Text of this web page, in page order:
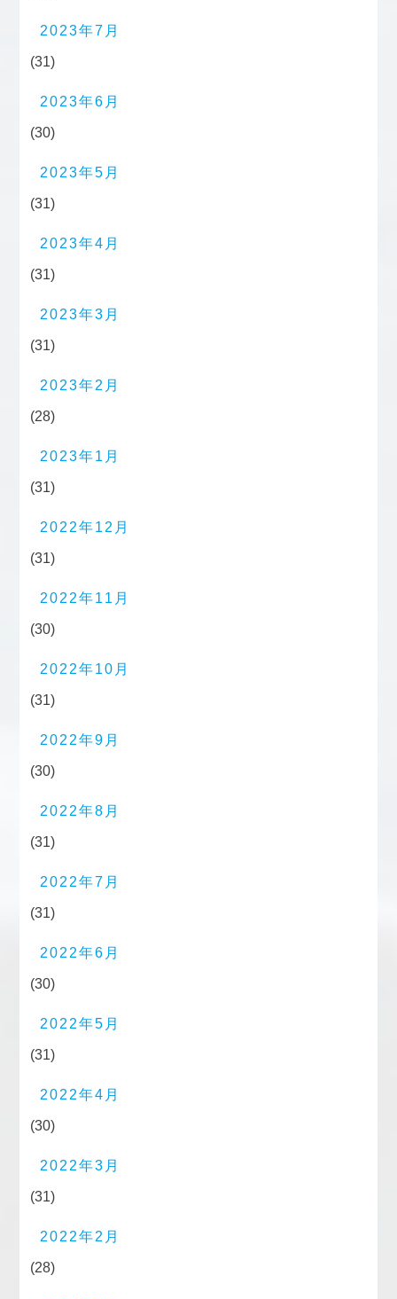
2023年7月
(31)
2023年6月
(30)
2023年5月
(31)
2023年4月
(31)
2023年3月
(31)
2023年2月
(28)
2023年1月
(31)
2022年12月
(31)
2022年11月
(30)
2022年10月
(31)
2022年9月
(30)
2022年8月
(31)
2022年7月
(31)
2022年6月
(30)
2022年5月
(31)
2022年4月
(30)
2022年3月
(31)
2022年2月
(28)